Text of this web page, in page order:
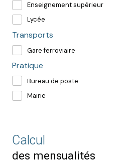
Enseignement supérieur
Lycée
Transports
Gare ferroviaire
Pratique
Bureau de poste
Mairie
Calcul
des mensualités